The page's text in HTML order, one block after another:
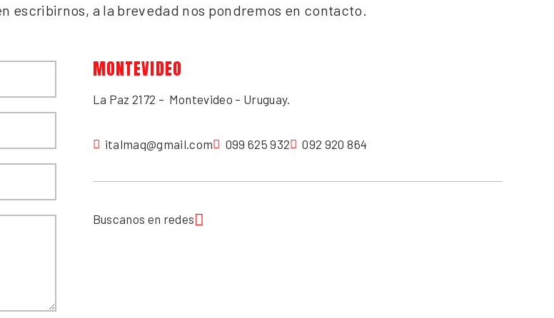
escribirnos, a la brevedad nos pondremos en contacto.
MONTEVIDEO
La Paz 2172 – Montevideo – Uruguay.
italmaq@gmail.com 099 625 932 092 920 864
Buscanos en redes